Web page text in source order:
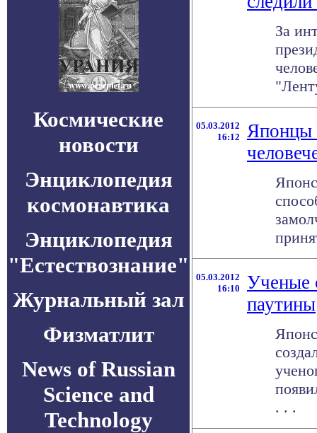
Космические
новости
Энциклопедия
космонавтика
Энциклопедия
"Естествознание"
Журнальный зал
Физматлит
News of Russian
Science and
Technology
За
05.03.2012
16:12
Японцы
05.03.2012
16:10
Ученые
паутины
. . .